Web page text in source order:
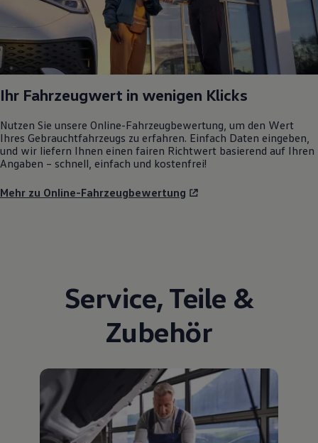
Ihr Fahrzeugwert in wenigen Klicks
Nutzen Sie unsere Online-Fahrzeugbewertung, um den Wert
Ihres Gebrauchtfahrzeugs zu erfahren. Einfach Daten eingeben,
und wir liefern Ihnen einen fairen Richtwert basierend auf Ihren
Angaben – schnell, einfach und kostenfrei!
Mehr zu Online-Fahrzeugbewertung
Service, Teile &
Zubehör